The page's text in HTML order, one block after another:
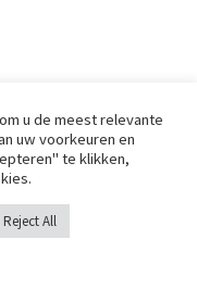
u de meest relevante
uw voorkeuren en
te klikken,
Reject All